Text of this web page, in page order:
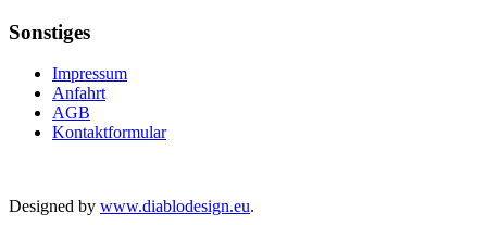
Sonstiges
Impressum
Anfahrt
AGB
Kontaktformular
Designed by www.diablodesign.eu.